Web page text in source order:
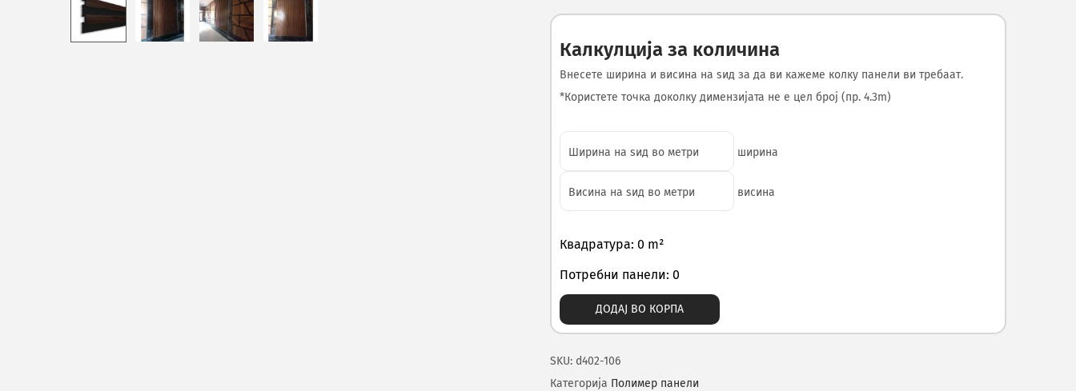
Калкулција за количина
Внесете ширина и висина на ѕид за да ви кажеме колку панели ви требаат.
*Користете точка доколку димензијата не е цел број (пр. 4.3m)
ширина
висина
Квадратура: 0 m²
Потребни панели: 0
ДОДАЈ ВО КОРПА
SKU: d402-106
Категорија Полимер панели